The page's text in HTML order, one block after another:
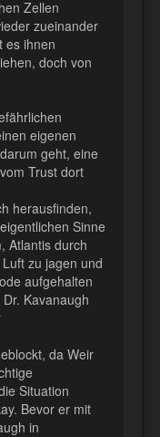
Zellen
zueinander
es ihnen
doch von
eigenen
geht, eine
Trust dort
herausfinden,
Sinne
Atlantis durch
zu jagen und
aufgehalten
Kavanaugh
da Weir
Situation
Bevor er mit
in